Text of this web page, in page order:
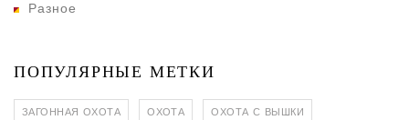
Разное
ПОПУЛЯРНЫЕ МЕТКИ
ЗАГОННАЯ ОХОТА ОХОТА ОХОТА С ВЫШКИ